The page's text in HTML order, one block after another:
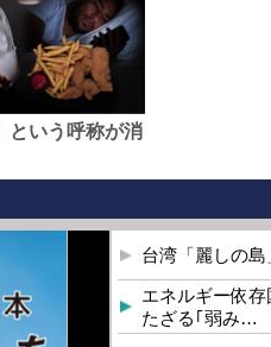
という呼称が消
台湾「麗しの島
エネルギー依
たざる｢弱み…